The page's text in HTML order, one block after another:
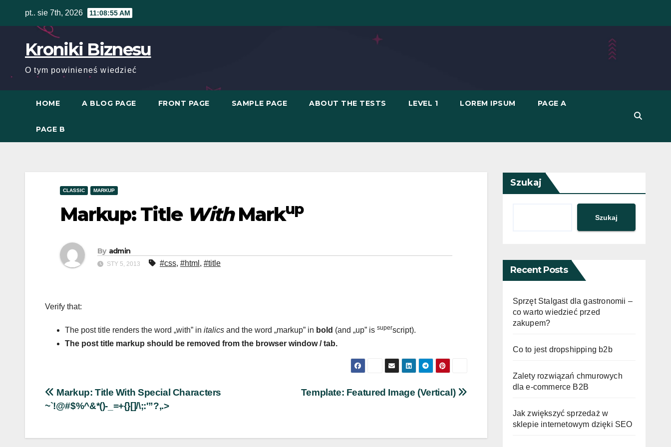
pt.. sie 7th, 2026 11:08:55 AM
Kroniki Biznesu
O tym powinieneś wiedzieć
HOME A BLOG PAGE FRONT PAGE SAMPLE PAGE ABOUT THE TESTS LEVEL 1 LOREM IPSUM PAGE A
PAGE B
CLASSIC MARKUP
Markup: Title With Markup
By admin
STY 5, 2013 #css, #html , #title
Verify that:
The post title renders the word „with” in italics and the word „markup” in bold (and „up” is superscript).
The post title markup should be removed from the browser window / tab.
Nawigacja
wpisu
Template: Featured Image (Vertical)
Markup: Title With Special Characters
~`!@#$%^&*()-_=+{}[]/\;:'”?,.>
Szukaj
Szukaj
Recent Posts
Sprzęt Stalgast dla gastronomii –
co warto wiedzieć przed
zakupem?
Co to jest dropshipping b2b
Zalety rozwiązań chmurowych
dla e-commerce B2B
Jak zwiększyć sprzedaż w
sklepie internetowym dzięki SEO